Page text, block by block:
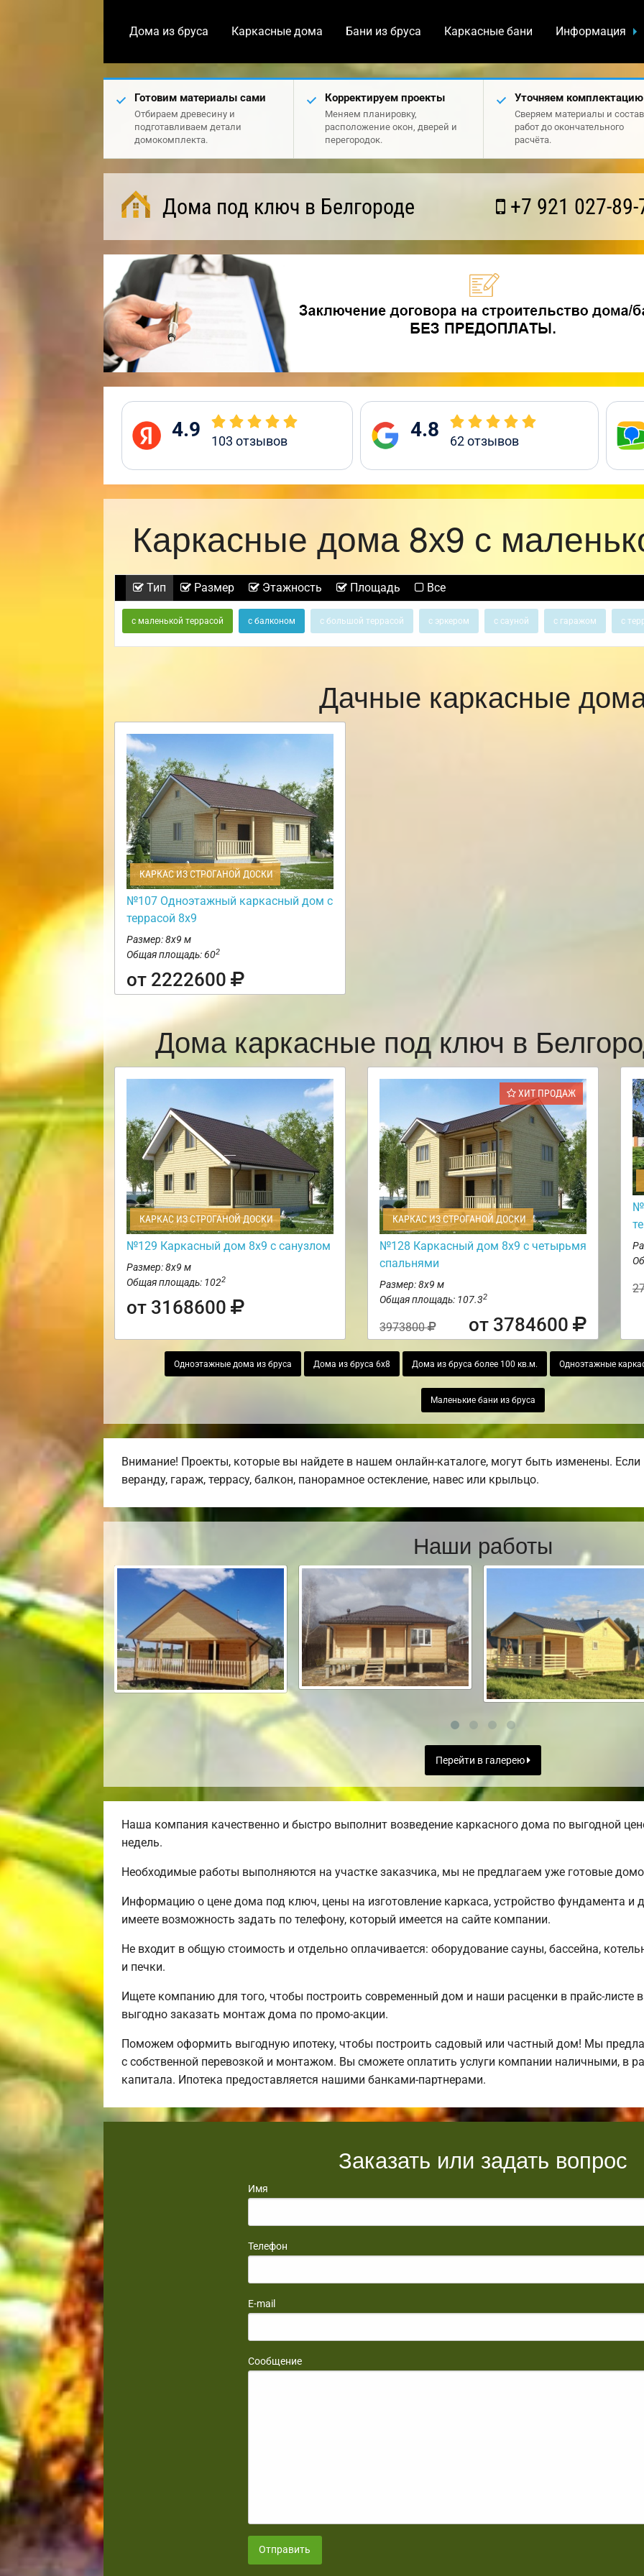
Дома из бруса Каркасные дома Бани из бруса Каркасные бани Информация
Готовим материалы сами
Отбираем древесину и
подготавливаем детали
домокомплекта.
Корректируем проекты
Меняем планировку,
расположение окон, дверей и
перегородок.
Уточняем комплектацию
Сверяем материалы и состав
работ до окончательного
расчёта.
Дома под ключ в Белгороде +7 921 027-89-
4.9 103 отзывов 4.8 62отзывов
Каркасные дома 8х9 с
Тип Размер Этажность Площадь Все
с маленькой террасой с балконом с большой террасой с эркером с сауной с гаражом с
Дачные каркасные
КАРКАС ИЗ СТРОГАНОЙ ДОСКИ
№107 Одноэтажный каркасный дом с
террасой 8х9
Размер: 8х9 м
Общая площадь: 602
от 2222600
Дома каркасные под ключ в
КАРКАС ИЗ СТРОГАНОЙ ДОСКИ
№129 Каркасный дом 8х9 с санузлом
Размер: 8х9 м
Общая площадь: 1022
от 3168600
ХИТ ПРОДАЖ
КАРКАС ИЗ СТРОГАНОЙ ДОСКИ
№128 Каркасный дом 8х9 с четырьмя
спальнями
Размер: 8х9 м
Общая площадь: 107.32
3973800 от 3784600
Одноэтажные дома из бруса Дома из бруса 6х8 Дома из бруса более 100 кв.м. Одноэтажные
Маленькие бани из бруса
Внимание! Проекты, которые вы найдете в нашем онлайн-каталоге, могут быть изменены.
веранду, гараж, террасу, балкон, панорамное остекление, навес или крыльцо.
Наши работы
Перейти в галерею
Наша компания качественно и быстро выполнит возведение каркасного дома по выгодной
недель.
Необходимые работы выполняются на участке заказчика, мы не предлагаем уже готовые
Информацию о цене дома под ключ, цены на изготовление каркаса, устройство фундамента и
имеете возможность задать по телефону, который имеется на сайте компании.
Не входит в общую стоимость и отдельно оплачивается: оборудование сауны, бассейна,
и печки.
Ищете компанию для того, чтобы построить современный дом и наши расценки в прайс-листе
выгодно заказать монтаж дома по промо-акции.
Поможем оформить выгодную ипотеку, чтобы построить садовый или частный дом! Мы
с собственной перевозкой и монтажом. Вы сможете оплатить услуги компании наличными, в
капитала. Ипотека предоставляется нашими банками-партнерами.
Заказать или задать вопрос
Имя
Телефон
E-mail
Сообщение
Отправить